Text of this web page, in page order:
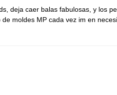
deja caer balas fabulosas, y los
moldes MP cada vez im en